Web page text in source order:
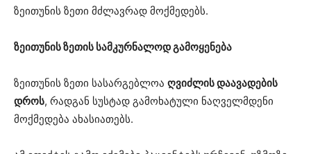
ზეითუნის ზეთი მძლავრად მოქმედებს.
ზეითუნის ზეთის სამკურნალოდ გამოყენება
ზეითუნის ზეთი სასარგებლოა ღვიძლის დაავადების
დროს, რადგან სუსტად გამოხატული ნაღველმდენი
მოქმედება ახასიათებს.